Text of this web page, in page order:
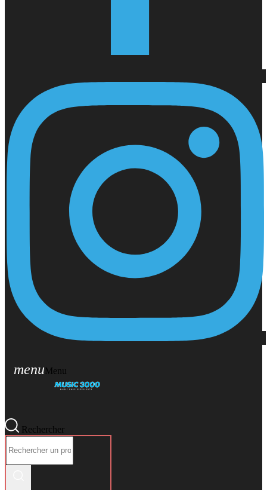
menuMenu
Rechercher